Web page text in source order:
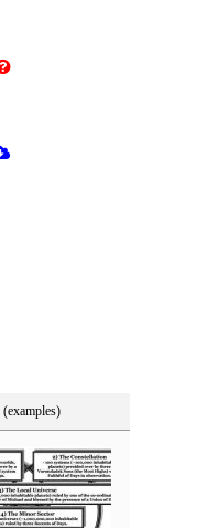
(examples)